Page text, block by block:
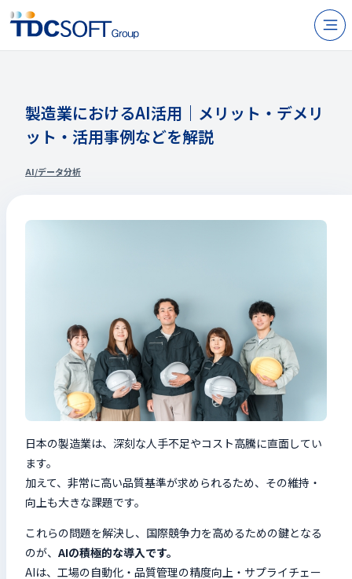
企業情報
採用
IR情報
JP EN
検索キーワードを入力
閉じる
製造業におけるAI活用｜メリット・デメリ
ット・活用事例などを解説
AI/データ分析
日本の製造業は、深刻な人手不足やコスト高騰に直面してい
ます。
加えて、非常に高い品質基準が求められるため、その維持・
向上も大きな課題です。
これらの問題を解決し、国際競争力を高めるための鍵となる
のが、 AIの積極的な導入です。
AIは、工場の自動化・品質管理の精度向上・サプライチェー